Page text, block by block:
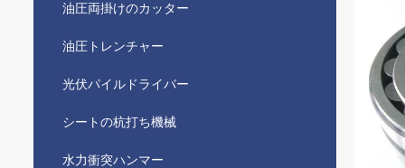
油圧両掛けのカッター
油圧トレンチャー
光伏パイルドライバー
シートの杭打ち機械
水力衝突ハンマー